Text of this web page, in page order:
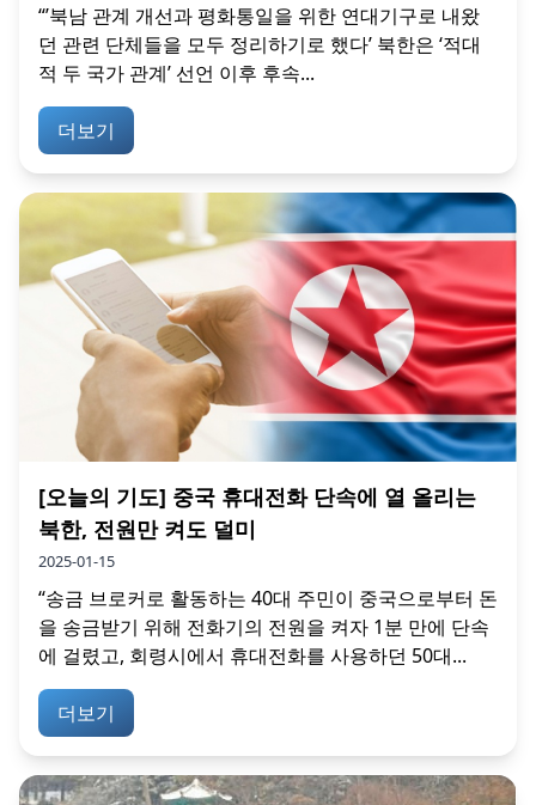
“’북남 관계 개선과 평화통일을 위한 연대기구로 내왔
던 관련 단체들을 모두 정리하기로 했다’ 북한은 ‘적대
적 두 국가 관계’ 선언 이후 후속...
더보기
[오늘의 기도] 중국 휴대전화 단속에 열 올리는
북한, 전원만 켜도 덜미
2025-01-15
“송금 브로커로 활동하는 40대 주민이 중국으로부터 돈
을 송금받기 위해 전화기의 전원을 켜자 1분 만에 단속
에 걸렸고, 회령시에서 휴대전화를 사용하던 50대...
더보기